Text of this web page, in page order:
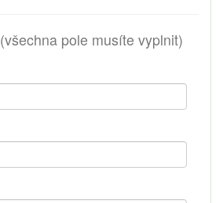
(všechna pole musíte vyplnit)